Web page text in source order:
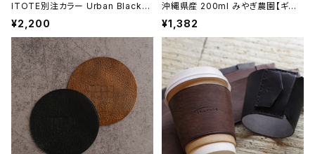
ITOTE別注カラー Urban Black
＜黒＞ 昇苑くみひも【京都】【組紐ア
クセサリー】【Kumihimo Bracele
t】【ギフト プレゼント】【父の日 お誕
生日】
¥2,200
沖縄県産 200ml みやぎ農園【ギフト
プレゼント】【父の日 お誕生日】
¥1,382